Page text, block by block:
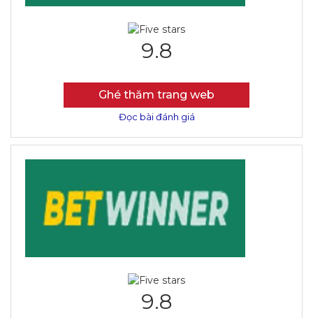
9.8
Ghé thăm trang web
Đọc bài đánh giá
9.8